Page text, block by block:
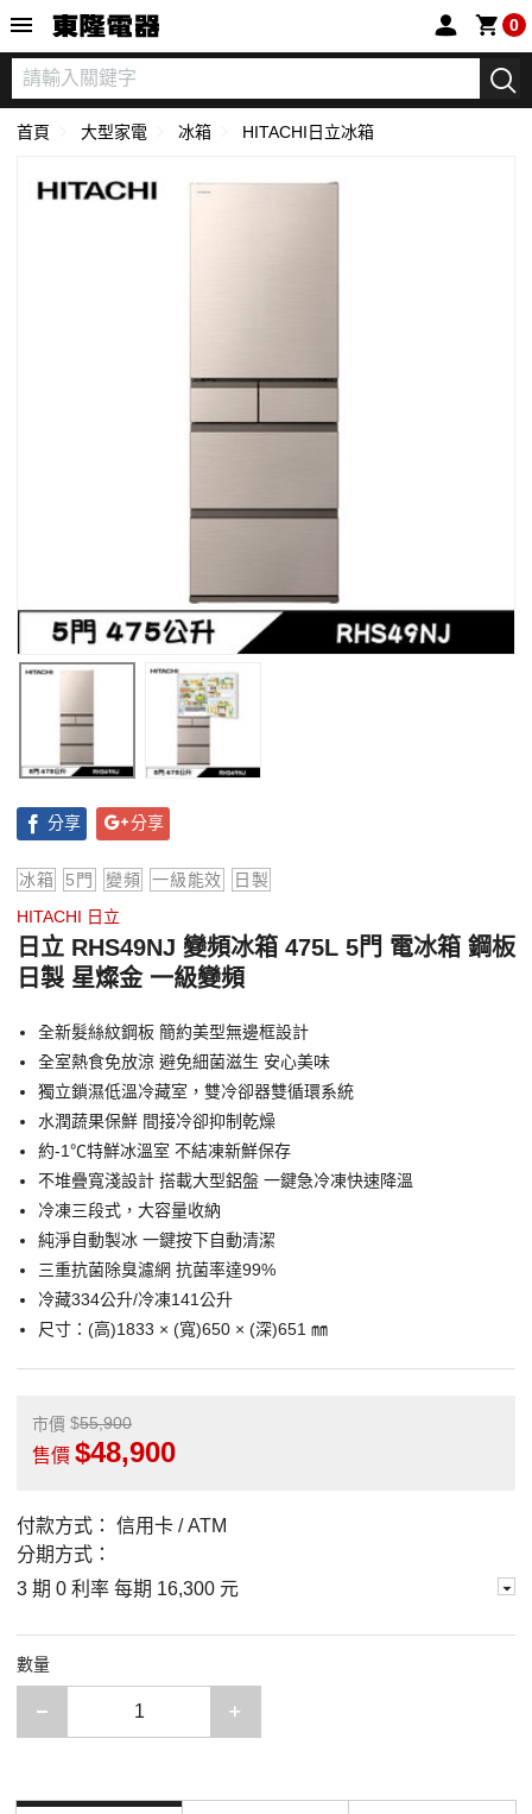
0
首頁 大型家電 冰箱 HITACHI日立冰箱
分享 分享
冰箱 5門 變頻 一級能效
日製
HITACHI 日立
日立 RHS49NJ 變頻冰箱 475L 5門 電冰箱 鋼板
日製 星燦金 一級變頻
全新髮絲紋鋼板 簡約美型無邊框設計
全室熱食免放涼 避免細菌滋生 安心美味
獨立鎖濕低溫冷藏室，雙冷卻器雙循環系統
水潤蔬果保鮮 間接冷卻抑制乾燥
約-1℃特鮮冰溫室 不結凍新鮮保存
不堆疊寬淺設計 搭載大型鋁盤 一鍵急冷凍快速降溫
冷凍三段式，大容量收納
純淨自動製冰 一鍵按下自動清潔
三重抗菌除臭濾網 抗菌率達99%
冷藏334公升/冷凍141公升
尺寸：(高)1833 × (寬)650 × (深)651 ㎜
市價 55,900
售價 48,900
付款方式：
信用卡 / ATM
分期方式：
3 期 0 利率 每期 16,300 元
數量
減少一項